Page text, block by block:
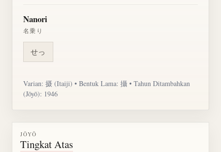
Nanori
名乗り
せっ
Varian: 摄 (Itaiji) • Bentuk Lama: 攝 • Tahun Ditambahkan
(Jōyō): 1946
JŌYŌ
Tingkat Atas